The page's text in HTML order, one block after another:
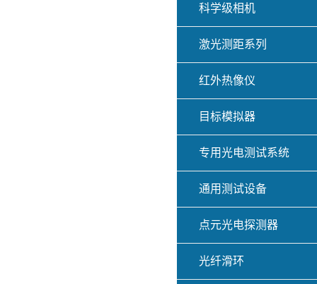
科学级相机
激光测距系列
红外热像仪
目标模拟器
专用光电测试系统
通用测试设备
点元光电探测器
光纤滑环